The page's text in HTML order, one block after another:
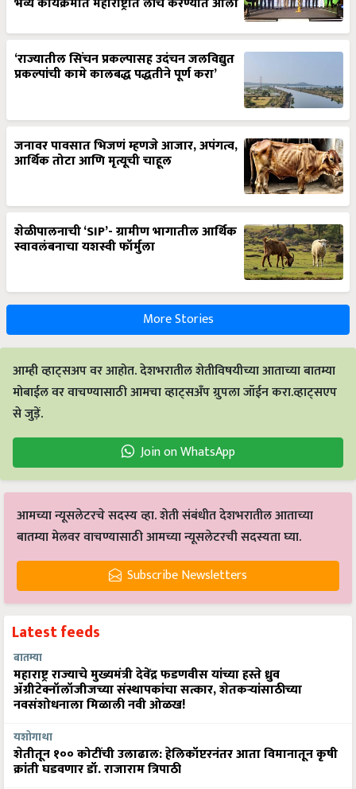
‘राज्यातील सिंचन प्रकल्पासह उदंचन जलविद्युत
प्रकल्पांची कामे कालबद्ध पद्धतीने पूर्ण करा’
जनावर पावसात भिजणं म्हणजे आजार, अपंगत्व,
आर्थिक तोटा आणि मृत्यूची चाहूल
शेळीपालनाची ‘SIP’- ग्रामीण भागातील आर्थिक
स्वावलंबनाचा यशस्वी फॉर्मुला
More Stories
आम्ही व्हाट्सअप वर आहोत. देशभरातील शेतीविषयीच्या आताच्या बातम्या
मोबाईल वर वाचण्यासाठी आमचा व्हाट्सअँप ग्रुपला जॉईन करा.व्हाट्सएप
से जुड़ें.
Join on WhatsApp
आमच्या न्यूसलेटरचे सदस्य व्हा. शेती संबंधीत देशभरातील आताच्या
बातम्या मेलवर वाचण्यासाठी आमच्या न्यूसलेटरची सदस्यता घ्या.
Subscribe Newsletters
Latest feeds
बातम्या
महाराष्ट्र राज्याचे मुख्यमंत्री देवेंद्र फडणवीस यांच्या हस्ते ध्रुव
ॲग्रीटेक्नॉलॉजीजच्या संस्थापकांचा सत्कार, शेतकऱ्यांसाठीच्या
नवसंशोधनाला मिळाली नवी ओळख!
यशोगाथा
शेतीतून १०० कोटींची उलाढाल: हेलिकॉप्टरनंतर आता विमानातून कृषी
क्रांती घडवणार डॉ. राजाराम त्रिपाठी